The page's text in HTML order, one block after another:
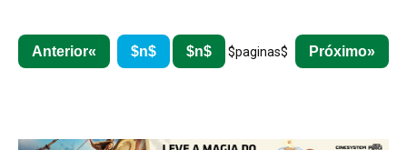
Anterior $n$ $n$ $paginas$ Próximo